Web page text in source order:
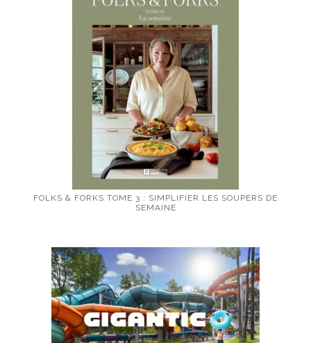
FOLKS & FORKS TOME 3 : SIMPLIFIER LES SOUPERS DE
SEMAINE